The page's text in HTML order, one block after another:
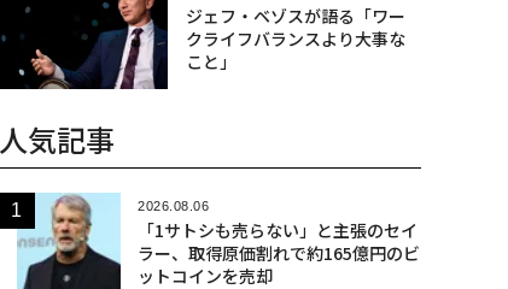
ジェフ・ベゾスが語る「ワー
クライフバランスより大事な
こと」
人気記事
2026.08.06
「1サトシも売らない」と主張のセイ
ラー、取得原価割れで約165億円のビ
ットコインを売却